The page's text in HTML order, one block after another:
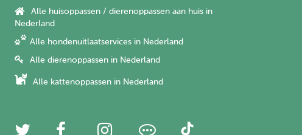
Alle huisoppassen / dierenoppassen aan huis in
Nederland
Alle hondenuitlaatservices in Nederland
Alle dierenoppassen in Nederland
Alle kattenoppassen in Nederland